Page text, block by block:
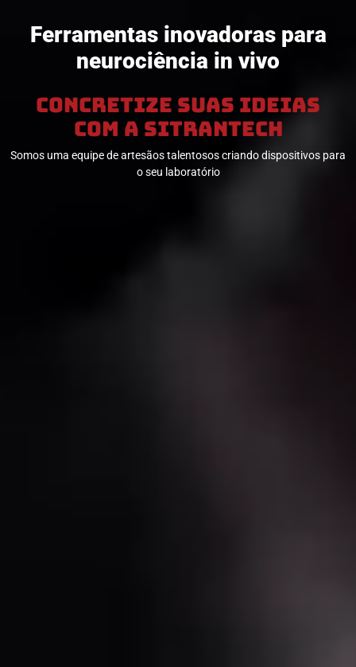
Ferramentas inovadoras para
neurociência in vivo
Concretize suas ideias
com a SITRANTECH
Somos uma equipe de artesãos talentosos criando dispositivos para
o seu laboratório